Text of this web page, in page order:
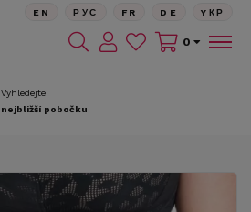
Vyhledejte
nejbližší pobočku
EN РУС FR DE YКР
0